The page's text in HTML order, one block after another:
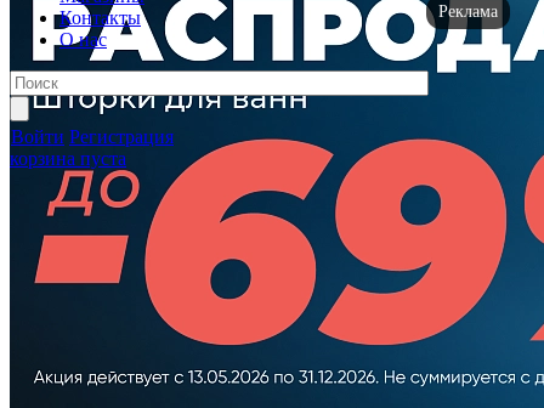
Контакты
О нас
Войти Регистрация
корзина пуста
Реклама